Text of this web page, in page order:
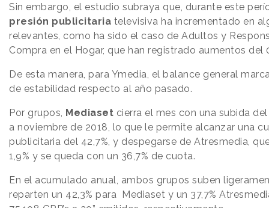
Sin embargo, el estudio subraya que, durante este
presión publicitaria televisiva ha incrementado en
relevantes, como ha sido el caso de Adultos y
Compra en el Hogar, que han registrado aumentos del
De esta manera, para Ymedia, el balance general
de estabilidad respecto al año pasado.
Por grupos, Mediaset cierra el mes con una subida
a noviembre de 2018, lo que le permite alcanzar una
publicitaria del 42,7%, y despegarse de Atresmedia,
1,9% y se queda con un 36,7% de cuota.
En el acumulado anual, ambos grupos suben
reparten un 42,3% para Mediaset y un 37,7%